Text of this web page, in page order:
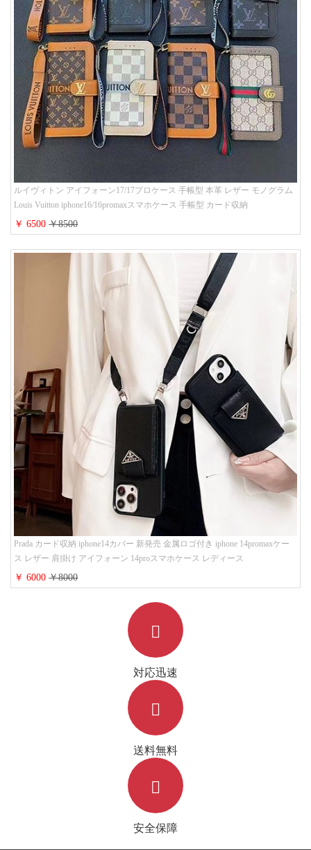
ルイヴィトン アイフォーン17/17プロケース 手帳型 本革 レザー モノグラム
Louis Vuitton iphone16/16promaxスマホケース 手帳型 カード収納
iphone15/14/13ケース ビジネス風 GUCCI galaxy s26/s25/s24ケース 手帳型 大
人 可愛い
￥ 6500￥8500
Prada カード収納 iphone14カバー 新発売 金属ロゴ付き iphone 14promaxケー
ス レザー 肩掛け アイフォーン 14proスマホケース レディース
￥ 6000￥8000
対応迅速
送料無料
安全保障